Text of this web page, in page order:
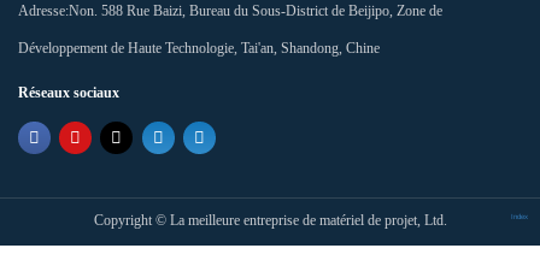
Adresse:Non. 588 Rue Baizi, Bureau du Sous-District de Beijipo, Zone de
Développement de Haute Technologie, Tai'an, Shandong, Chine
Réseaux sociaux
Copyright © La meilleure entreprise de matériel de projet, Ltd. Index